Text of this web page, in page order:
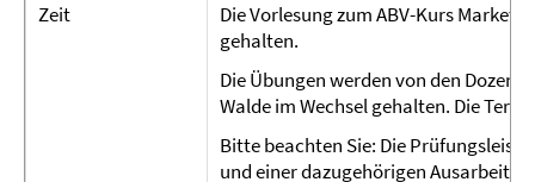
Zeit
Die Vorlesung zum ABV-Kurs
gehalten.
Die Übungen werden von den
Walde im Wechsel gehalten. Die
Bitte beachten Sie: Die
und einer dazugehörigen